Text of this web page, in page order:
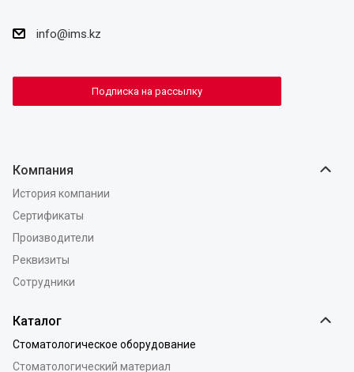
info@ims.kz
Подписка на рассылку
Компания
История компании
Сертификаты
Производители
Реквизиты
Сотрудники
Каталог
Стоматологическое оборудование
Стоматологический материал